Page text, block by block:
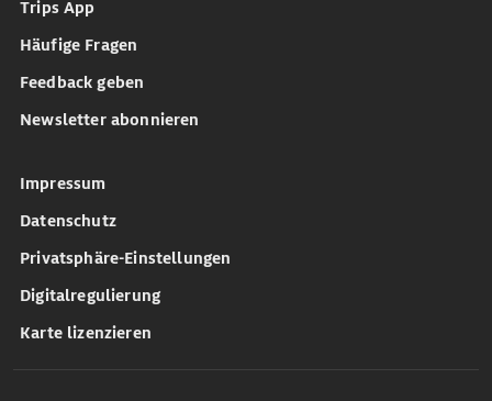
Trips App
Häufige Fragen
Feedback geben
Newsletter abonnieren
Impressum
Datenschutz
Privatsphäre-Einstellungen
Digitalregulierung
Karte lizenzieren